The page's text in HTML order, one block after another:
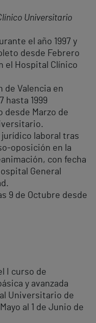
Universitario
el año 1997 y
desde Febrero
el Hospital Clínico
de Valencia en
hasta 1999
Marzo de
laboral tras
oposición en la
con fecha
General
9 de Octubre desde
I curso de
y avanzada
Universitario de
al 1 de Junio de